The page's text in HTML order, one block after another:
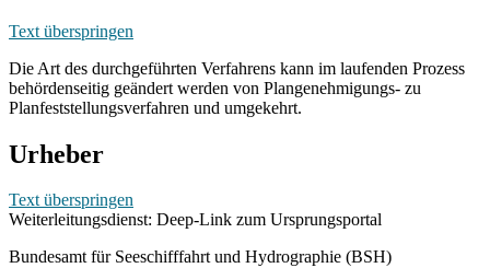
Text überspringen
Die Art des durchgeführten Verfahrens kann im laufenden Prozess
behördenseitig geändert werden von Plangenehmigungs- zu
Planfeststellungsverfahren und umgekehrt.
Urheber
Text überspringen
Weiterleitungsdienst: Deep-Link zum Ursprungsportal
Bundesamt für Seeschifffahrt und Hydrographie (BSH)